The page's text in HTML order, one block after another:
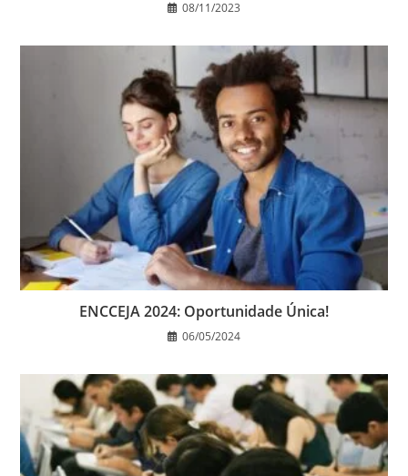
08/11/2023
ENCCEJA 2024: Oportunidade Única!
06/05/2024